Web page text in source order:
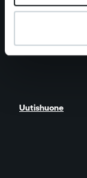
Uutishuone